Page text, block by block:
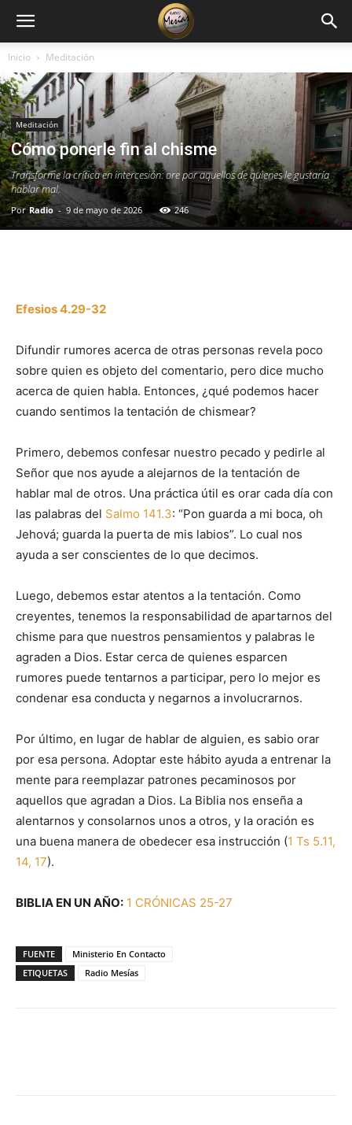
Inicio Meditación
Meditación
Cómo ponerle fin al chisme
Transforme la crítica en intercesión: ore por aquellos de quienes le gustaría
hablar mal.
Por Radio - 9 de mayo de 2026 246
Efesios 4.29-32
Difundir rumores acerca de otras personas revela poco
sobre quien es objeto del comentario, pero dice mucho
acerca de quien habla. Entonces, ¿qué podemos hacer
cuando sentimos la tentación de chismear?
Primero, debemos confesar nuestro pecado y pedirle al
Señor que nos ayude a alejarnos de la tentación de
hablar mal de otros. Una práctica útil es orar cada día con
las palabras del Salmo 141.3: “Pon guarda a mi boca, oh
Jehová; guarda la puerta de mis labios”. Lo cual nos
ayuda a ser conscientes de lo que decimos.
Luego, debemos estar atentos a la tentación. Como
creyentes, tenemos la responsabilidad de apartarnos del
chisme para que nuestros pensamientos y palabras le
agraden a Dios. Estar cerca de quienes esparcen
rumores puede tentarnos a participar, pero lo mejor es
condenar esa conducta y negarnos a involucrarnos.
Por último, en lugar de hablar de alguien, es sabio orar
por esa persona. Adoptar este hábito ayuda a entrenar la
mente para reemplazar patrones pecaminosos por
aquellos que agradan a Dios. La Biblia nos enseña a
alentarnos y consolarnos unos a otros, y la oración es
una buena manera de obedecer esa instrucción (1 Ts 5.11,
14, 17).
BIBLIA EN UN AÑO: 1 CRÓNICAS 25-27
FUENTE
Ministerio En Contacto
ETIQUETAS
Radio Mesías